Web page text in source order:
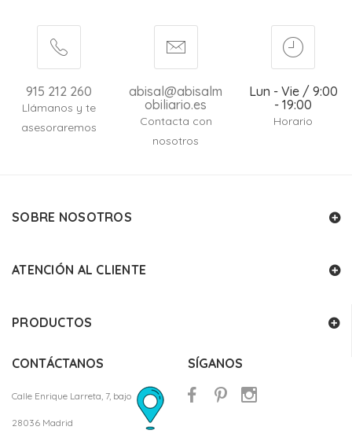
915 212 260
Llámanos y te
asesoraremos
abisal@abisalm
obiliario.es
Contacta con
nosotros
Lun - Vie / 9:00
- 19:00
Horario
SOBRE NOSOTROS
ATENCIÓN AL CLIENTE
PRODUCTOS
CONTÁCTANOS
Calle Enrique Larreta, 7, bajo
28036 Madrid
SÍGANOS